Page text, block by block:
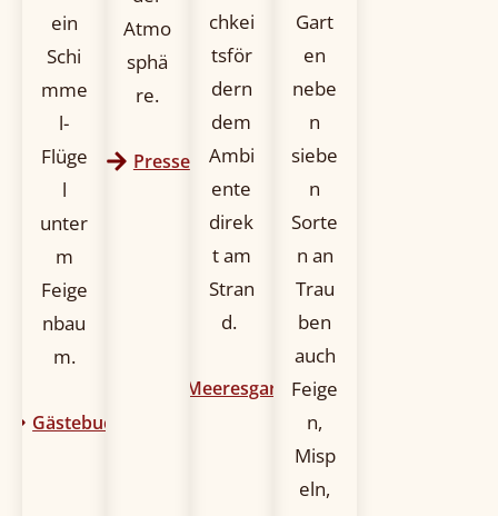
ein
Schi
mme
l-
Flüge
l
unter
m
Feige
nbau
m.
Gästebuch
Atmo
sphä
re.
Presse
chkei
tsför
dern
dem
Ambi
ente
direk
t am
Stran
d.
Meeresgarten
Gart
en
nebe
n
siebe
n
Sorte
n an
Trau
ben
auch
Feige
n,
Misp
eln,